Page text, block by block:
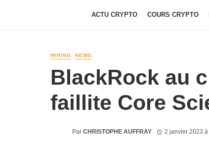
ACTU CRYPTO COURS CRYPTO
MINING NEWS
BlackRock au
faillite Core
Par CHRISTOPHE AUFFRAY 2 janvier 2023 à